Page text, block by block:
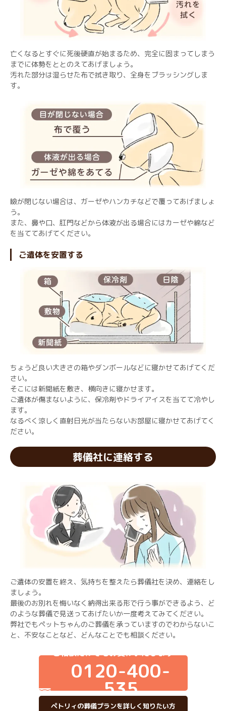
亡くなるとすぐに死後硬直が始まるため、完全に固まってしまう
までに体勢をととのえてあげましょう。
汚れた部分は湿らせた布で拭き取り、全身をブラッシングしま
す。
瞼が閉じない場合は、ガーゼやハンカチなどで覆ってあげましょ
う。
また、鼻や口、肛門などから体液が出る場合にはカーゼや綿など
を当ててあげてください。
ご遺体を安置する
ちょうど良い大きさの箱やダンボールなどに寝かせてあげてくだ
さい。
そこには新聞紙を敷き、横向きに寝かせます。
ご遺体が傷まないように、保冷剤やドライアイスを当てて冷やし
ます。
なるべく涼しく直射日光が当たらないお部屋に寝かせてあげてく
ださい。
葬儀社に連絡する
ご遺体の安置を終え、気持ちを整えたら葬儀社を決め、連絡をし
ましょう。
最後のお別れを悔いなく納得出来る形で行う事ができるよう、ど
のような葬儀で見送ってあげたいか一度考えてみてください。
弊社でもペットちゃんのご葬儀を承っていますのでわからないこ
と、不安なことなど、どんなことでも相談ください。
ご相談だけでもお受けいたします
0120-400-
535
ペトリィの葬儀プランを詳しく知りたい方